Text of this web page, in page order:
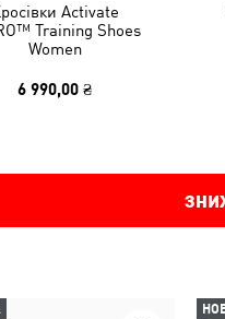
Activate
Training Shoes
Women
6 990,00 ₴